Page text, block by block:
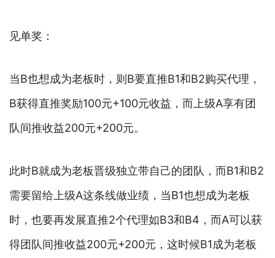
见单奖：
当B也想成为老板时，则B要直推B1和B2购买代理，
B获得直推奖励100元+100元收益，而上级A享有团
队间推收益200元+200元。
此时B就成为老板晋级独立带自己的团队，而B1和B2
需要留给上级A这条线做业绩，当B1也想成为老板
时，也要再发展直推2个代理如B3和B4，而A可以获
得团队间推收益200元+200元，这时候B1成为老板